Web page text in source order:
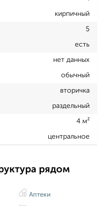
кирпичный
5
есть
нет данных
обычный
вторичка
раздельный
4 м²
центральное
рядом
Аптеки